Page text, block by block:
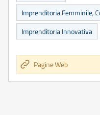
Pagine Web
Imprenditoria Femminile,
Imprenditoria Innovativa